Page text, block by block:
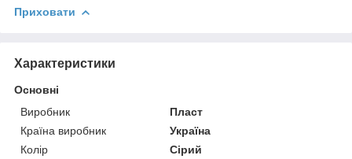
Приховати
Характеристики
Основні
Виробник
Пласт
Країна виробник
Україна
Колір
Сірий